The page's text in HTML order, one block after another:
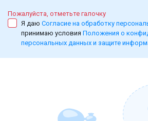
Пожалуйста, отметьте галочку
Я даю Согласие на обработку
принимаю условия Положения о
персональных данных и защите